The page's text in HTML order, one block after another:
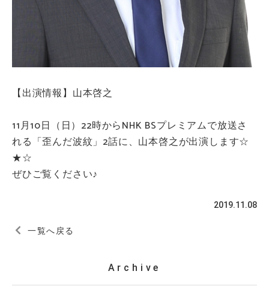
【出演情報】山本啓之
11月10日（日）22時からNHK BSプレミアムで放送さ
れる「歪んだ波紋」2話に、山本啓之が出演します☆
★☆
ぜひご覧ください♪
2019.11.08
一覧へ戻る
Archive